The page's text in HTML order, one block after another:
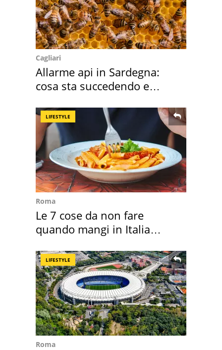
Cagliari
Allarme api in Sardegna:
cosa sta succedendo e
LIFESTYLE
Roma
Le 7 cose da non fare
quando mangi in Italia
LIFESTYLE
Roma